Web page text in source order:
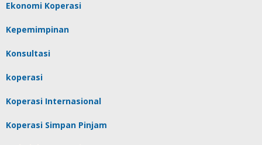
Ekonomi Koperasi
Kepemimpinan
Konsultasi
koperasi
Koperasi Internasional
Koperasi Simpan Pinjam